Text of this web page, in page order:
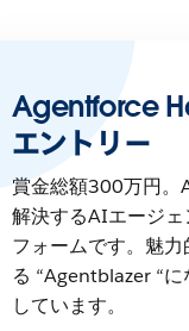
Agentforce
エントリー
賞金総額300万円
解決するAIエージ
フォームです。魅
る “Agentblazer “
しています。